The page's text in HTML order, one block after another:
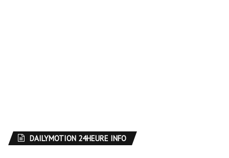
DAILYMOTION 24HEURE INFO